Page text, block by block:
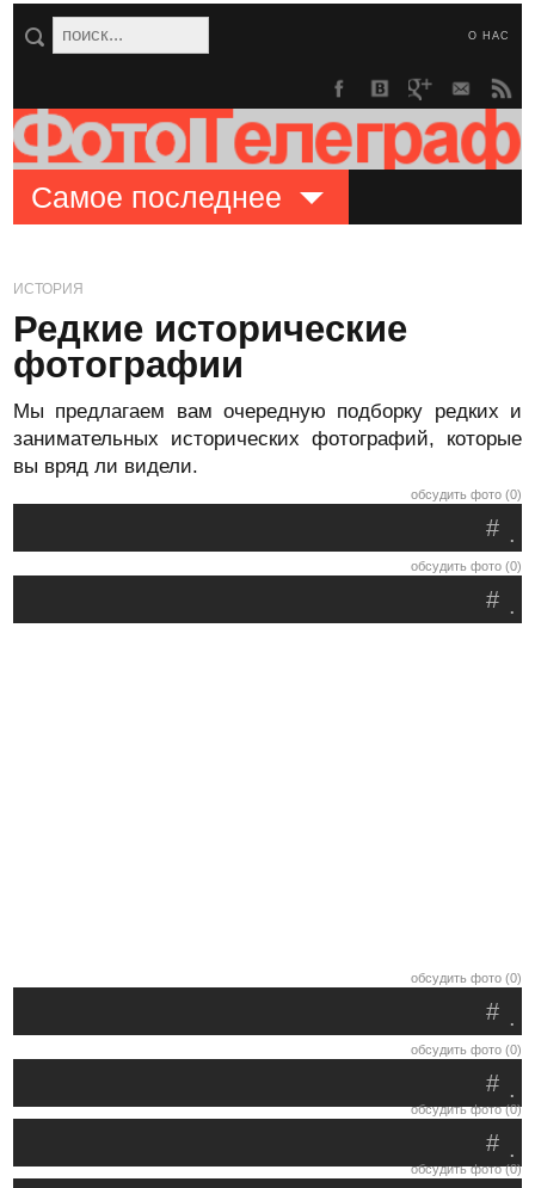
О НАС
Самое последнее
ИСТОРИЯ
Редкие исторические
фотографии
Мы предлагаем вам очередную подборку редких и
занимательных исторических фотографий, которые
вы вряд ли видели.
обсудить фото (0)
.
#
обсудить фото (0)
.
#
обсудить фото (0)
.
#
обсудить фото (0)
.
#
обсудить фото (0)
.
#
обсудить фото (0)